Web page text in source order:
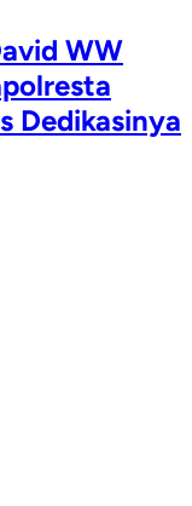
WW
Dedikasinya